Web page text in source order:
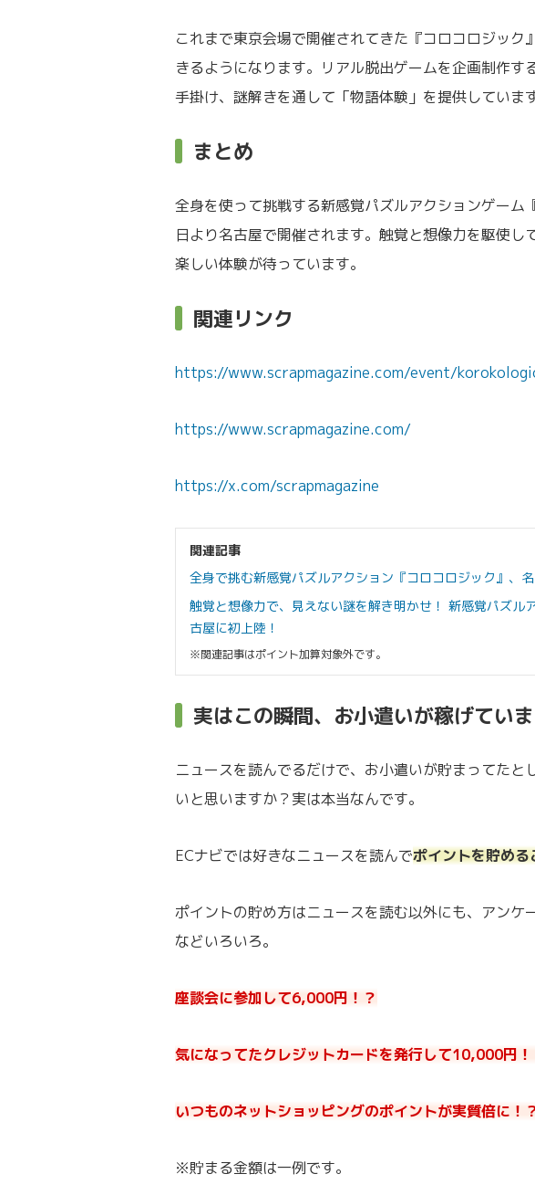
これまで東京会場で開催されてきた『コロコロジック
きるようになります。リアル脱出ゲームを企画制作す
手掛け、謎解きを通して「物語体験」を提供しています
まとめ
全身を使って挑戦する新感覚パズルアクションゲー
日より名古屋で開催されます。触覚と想像力を駆使し
楽しい体験が待っています。
関連リンク
https://www.scrapmagazine.com/event/
https://www.scrapmagazine.com/
https://x.com/scrapmagazine
関連記事
全身で挑む新感覚パズルアクション『コロコロジック』、
触覚と想像力で、見えない謎を解き明かせ！ 新感覚パズル
古屋に初上陸！
※関連記事はポイント加算対象外です。
実はこの瞬間、お小遣いが稼げていま
ニュースを読んでるだけで、お小遣いが貯まってたと
いと思いますか？実は本当なんです。
ECナビでは好きなニュースを読んでポイントを貯める
ポイントの貯め方はニュースを読む以外にも、アンケ
などいろいろ。
座談会に参加して6,000円！？
気になってたクレジットカードを発行して10,000円！
いつものネットショッピングのポイントが実質倍に！
※貯まる金額は一例です。